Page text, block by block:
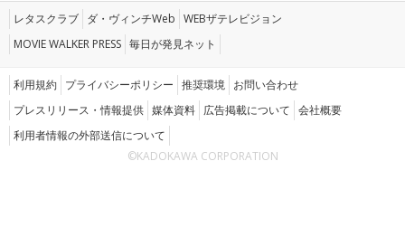
レタスクラブ ダ・ヴィンチWeb WEBザテレビジョン
MOVIE WALKER PRESS 毎日が発見ネット
利用規約 プライバシーポリシー 推奨環境 お問い合わせ
プレスリリース・情報提供 媒体資料 広告掲載について 会社概要
利用者情報の外部送信について
©KADOKAWA CORPORATION